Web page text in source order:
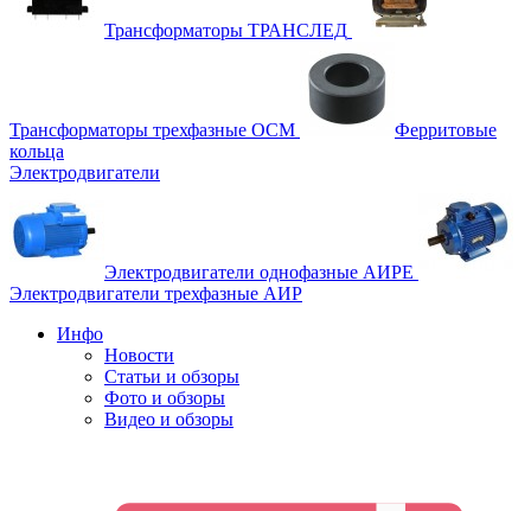
Трансформаторы ТРАНСЛЕД
Трансформаторы трехфазные ОСМ
Ферритовые
кольца
Электродвигатели
Электродвигатели однофазные АИРЕ
Электродвигатели трехфазные АИР
Инфо
Новости
Статьи и обзоры
Фото и обзоры
Видео и обзоры